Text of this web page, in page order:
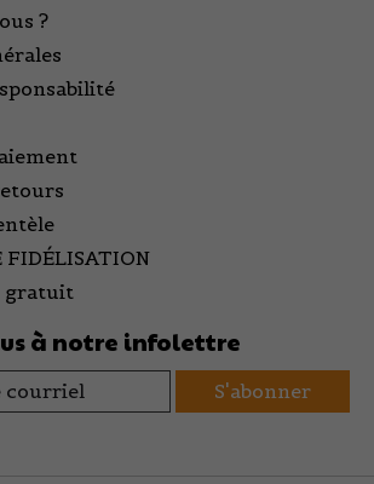
?
FIDÉLISATION
gratuit
à notre infolettre
S'abonner